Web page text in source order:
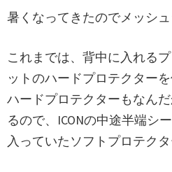
暑くなってきたのでメッシュ
これまでは、背中に入れる
ットのハードプロテクター
ハードプロテクターもなん
るので、ICONの中途半端シ
入っていたソフトプロテクタ